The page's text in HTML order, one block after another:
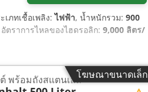
เภทเชื้อเพลิง:ไฟฟ้า, น้ำหนักรวม: 900
อัตราการไหลของไฮดรอลิก: 9,000 ลิตร/
โฆษณาขนาดเล็ก
พร้อมถังสแตนเลส